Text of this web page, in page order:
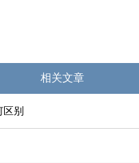
相关文章
别